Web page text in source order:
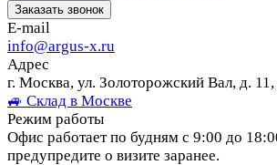
Заказать звонок
E-mail
info@argus-x.ru
Адрес
г. Москва, ул. Золоторожский Вал, д.
🚙 Склад в Москве
Режим работы
Офис работает по будням с 9:00 до
предупредите о визите заранее.